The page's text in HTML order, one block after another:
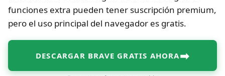
funciones extra pueden tener suscripción premium,
pero el uso principal del navegador es gratis.
DESCARGAR BRAVE GRATIS AHORA➡